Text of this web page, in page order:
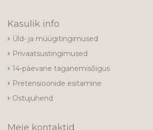
Kasulik info
Üld- ja müügitingimused
Privaatsustingimused
14-päevane taganemisõigus
Pretensioonide esitamine
Ostujuhend
Meie kontaktid